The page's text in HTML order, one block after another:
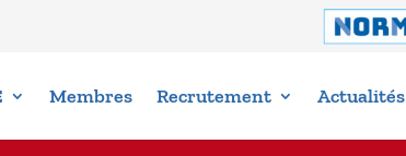
Membres Recrutement Actualités